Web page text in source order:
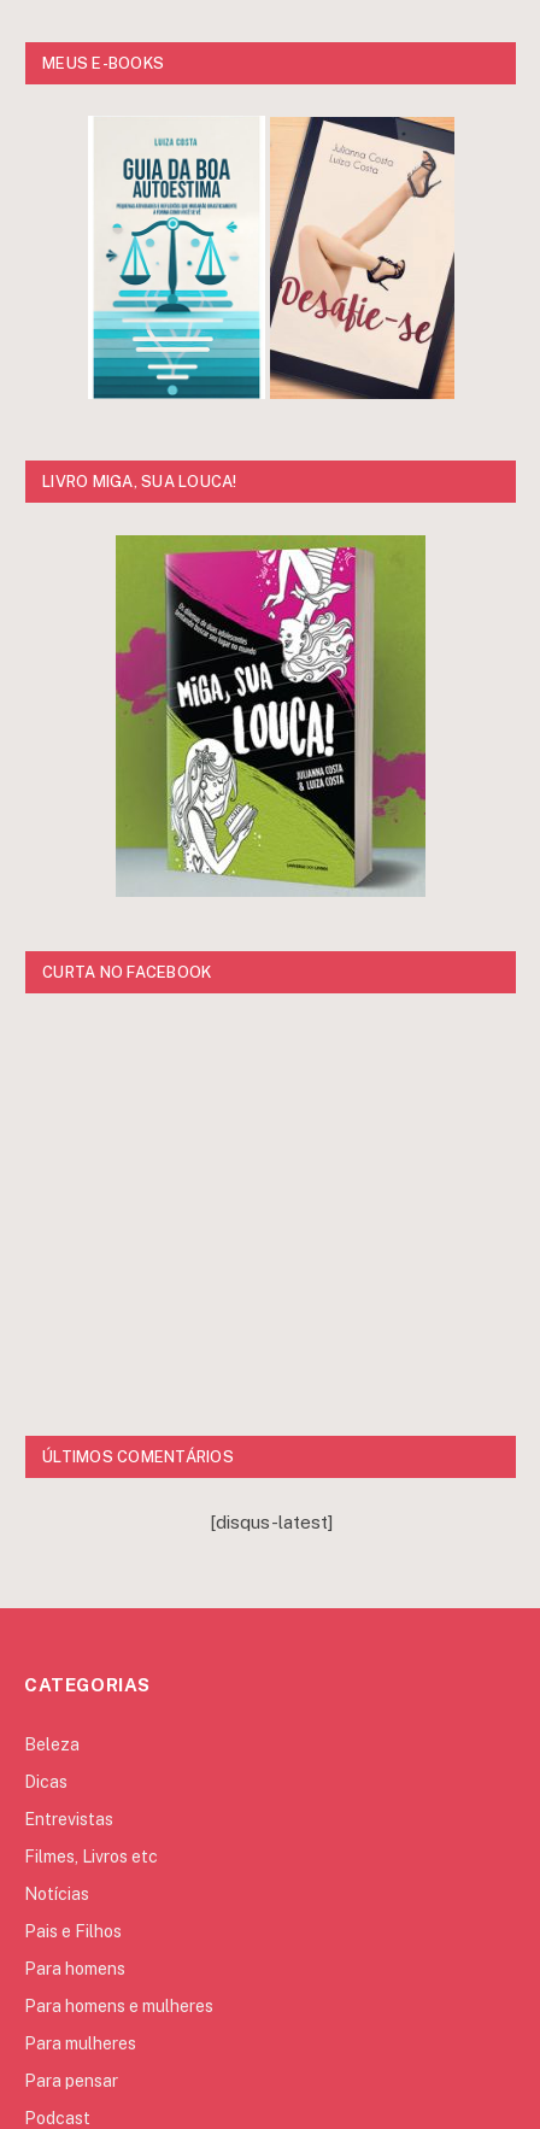
MEUS E-BOOKS
LIVRO MIGA, SUA LOUCA!
CURTA NO FACEBOOK
ÚLTIMOS COMENTÁRIOS
[disqus-latest]
CATEGORIAS
Beleza
Dicas
Entrevistas
Filmes, Livros etc
Notícias
Pais e Filhos
Para homens
Para homens e mulheres
Para mulheres
Para pensar
Podcast